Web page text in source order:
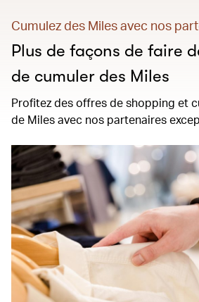
Cumulez des Miles avec nos
Plus de façons de faire
de cumuler des Miles
Profitez des offres de shopping et
de Miles avec nos partenaires